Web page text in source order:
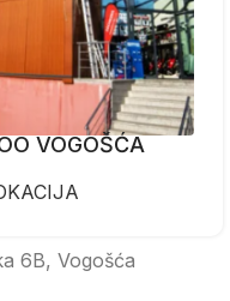
VOGOŠĆA
6B, Vogošća